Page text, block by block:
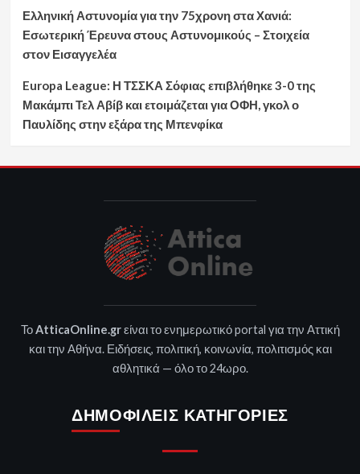
Ελληνική Αστυνομία για την 75χρονη στα Χανιά:
Εσωτερική Έρευνα στους Αστυνομικούς – Στοιχεία
στον Εισαγγελέα
Europa League: Η ΤΣΣΚΑ Σόφιας επιβλήθηκε 3-0 της
Μακάμπι Τελ Αβίβ και ετοιμάζεται για ΟΦΗ, γκολ ο
Παυλίδης στην εξάρα της Μπενφίκα
ΤοAtticaOnline.grείναι το ενημερωτικό portal για την Αττική
και την Αθήνα. Ειδήσεις, πολιτική, κοινωνία, πολιτισμός και
αθλητικά — όλο το 24ωρο.
ΔΗΜΟΦΙΛΕΊΣ ΚΑΤΗΓΟΡΊΕΣ